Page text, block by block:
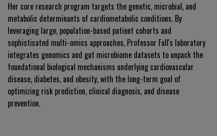
Her core research program targets the genetic, microbial, and
metabolic determinants of cardiometabolic conditions. By
leveraging large, population-based patient cohorts and
sophisticated multi-omics approaches, Professor Fall's laboratory
integrates genomics and gut microbiome datasets to unpack the
foundational biological mechanisms underlying cardiovascular
disease, diabetes, and obesity, with the long-term goal of
optimizing risk prediction, clinical diagnosis, and disease
prevention.